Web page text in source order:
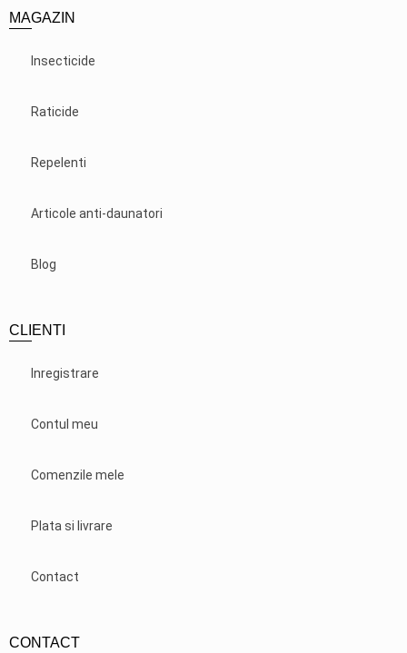
MAGAZIN
Insecticide
Raticide
Repelenti
Articole anti-daunatori
Blog
CLIENTI
Inregistrare
Contul meu
Comenzile mele
Plata si livrare
Contact
CONTACT